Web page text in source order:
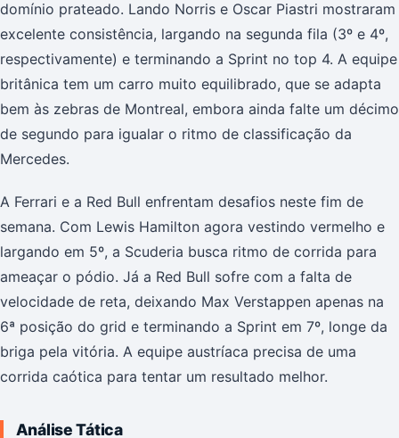
domínio prateado. Lando Norris e Oscar Piastri mostraram
excelente consistência, largando na segunda fila (3º e 4º,
respectivamente) e terminando a Sprint no top 4. A equipe
britânica tem um carro muito equilibrado, que se adapta
bem às zebras de Montreal, embora ainda falte um décimo
de segundo para igualar o ritmo de classificação da
Mercedes.
A Ferrari e a Red Bull enfrentam desafios neste fim de
semana. Com Lewis Hamilton agora vestindo vermelho e
largando em 5º, a Scuderia busca ritmo de corrida para
ameaçar o pódio. Já a Red Bull sofre com a falta de
velocidade de reta, deixando Max Verstappen apenas na
6ª posição do grid e terminando a Sprint em 7º, longe da
briga pela vitória. A equipe austríaca precisa de uma
corrida caótica para tentar um resultado melhor.
Análise Tática